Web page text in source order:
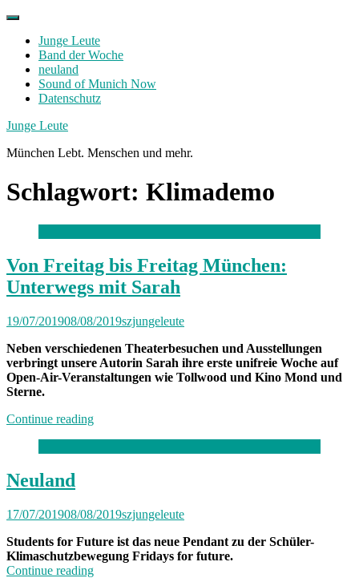
Skip
contentJunge Leute
Band der Woche
neuland
Sound of Munich Now
Datenschutz
Facebook
Twitter
Instagram
Junge Leute
München Lebt. Menschen und mehr.
Schlagwort: Klimademo
Von Freitag bis Freitag München:
Unterwegs mit Sarah
19/07/201908/08/2019szjungeleute
Neben verschiedenen Theaterbesuchen und Ausstellungen
verbringt unsere Autorin Sarah ihre erste unifreie Woche auf
Open-Air-Veranstaltungen wie Tollwood und Kino Mond und
Sterne.
Continue reading„Von
Sarah“
Neuland
17/07/201908/08/2019szjungeleute
Students for Future ist das neue Pendant zu der Schüler-
Klimaschutzbewegung Fridays for future.
Continue reading„Neuland“